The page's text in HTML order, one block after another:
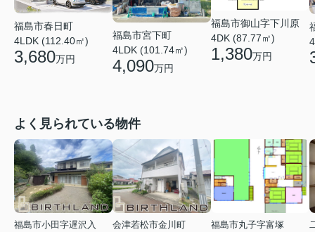
福島市春日町
4LDK (112.40㎡)
3,680万円
福島市宮下町
4LDK (101.74㎡)
4,090万円
福島市御山字下川原
4DK (87.77㎡)
1,380万円
よく見られている物件
福島市小田字遅沢入
会津若松市金川町
福島市丸子字富塚